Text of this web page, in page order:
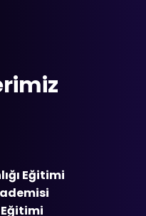
Eğitimi
Eğitimi